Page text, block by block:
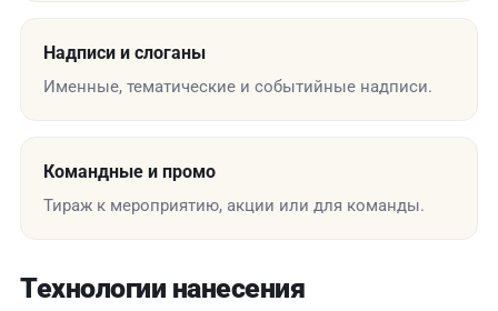
Надписи и слоганы
Именные, тематические и событийные надписи.
Командные и промо
Тираж к мероприятию, акции или для команды.
Технологии нанесения